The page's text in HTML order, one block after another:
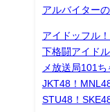
アルバイター
アイドッフル
下格闘アイド
メ放送局101
JKT48！
STU48！